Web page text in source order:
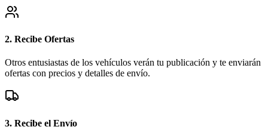
2. Recibe Ofertas
Otros entusiastas de los vehículos verán tu publicación y te enviarán
ofertas con precios y detalles de envío.
3. Recibe el Envío